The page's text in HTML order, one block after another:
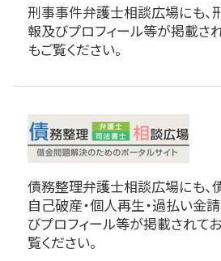
刑事事件弁護士相談広場にも、
報及びプロフィール等が掲載さ
もご覧ください。
債務整理弁護士相談広場にも、
自己破産・個人再生・過払い金
びプロフィール等が掲載されてお
覧ください。